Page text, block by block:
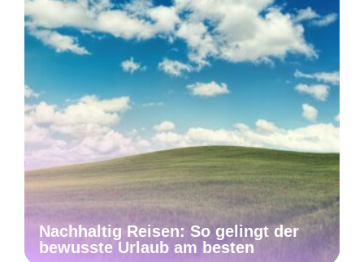
Nachhaltig Reisen: So gelingt der
bewusste Urlaub am besten